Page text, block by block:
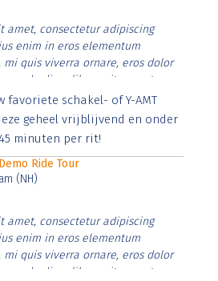
amet, consectetur adipiscing
enim in eros elementum
mi quis viverra ornare, eros dolor
diam libero vitae erat.
et justo cursus id rutrum lorem
vitae risus tristique posuere.
schakel- of Y-AMT
geheel vrijblijvend en onder
minuten per rit!
Ride Tour
(NH)
amet, consectetur adipiscing
enim in eros elementum
mi quis viverra ornare, eros dolor
diam libero vitae erat.